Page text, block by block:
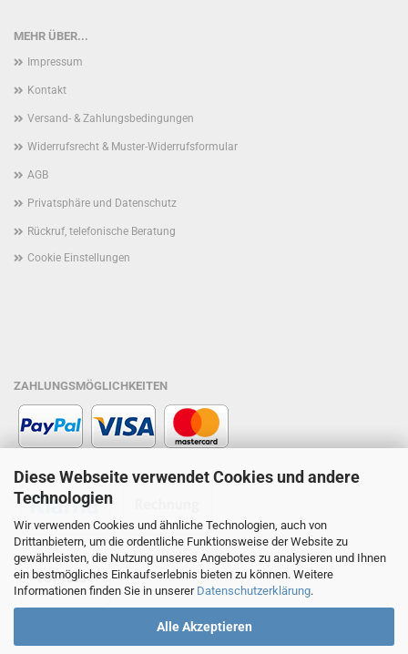
Diese Webseite verwendet Cookies und andere
Technologien
Wir verwenden Cookies und ähnliche Technologien, auch von
Drittanbietern, um die ordentliche Funktionsweise der Website zu
gewährleisten, die Nutzung unseres Angebotes zu analysieren und Ihnen
ein bestmögliches Einkaufserlebnis bieten zu können. Weitere
Informationen finden Sie in unserer Datenschutzerklärung.
Alle Akzeptieren
MEHR ÜBER...
Impressum
Kontakt
Versand- & Zahlungsbedingungen
Widerrufsrecht & Muster-Widerrufsformular
AGB
Privatsphäre und Datenschutz
Rückruf, telefonische Beratung
Cookie Einstellungen
ZAHLUNGSMÖGLICHKEITEN